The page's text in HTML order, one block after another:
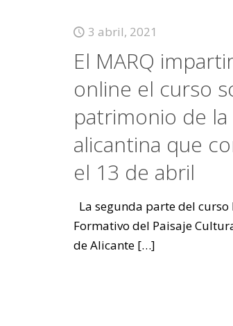
3 abril, 2021
El MARQ
online el curso
patrimonio de
alicantina que
el 13 de abril
La segunda parte del
Formativo del Paisaje
de Alicante[…]